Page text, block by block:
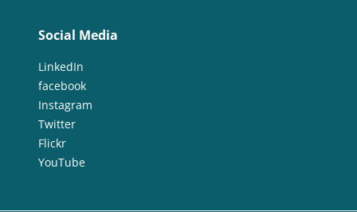
Social Media
LinkedIn
facebook
Instagram
Twitter
Flickr
YouTube